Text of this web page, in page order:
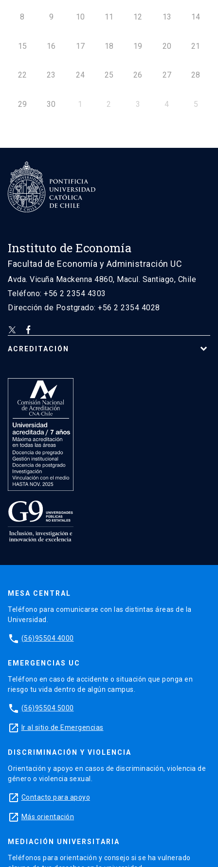
8 9 10 11 12 13 14
15 16 17 18 19 20 21
22 23 24 25 26 27 28
29 30 1 2 3 4 5
Instituto de Economía
Facultad de Economía y Administración UC
Avda. Vicuña Mackenna 4860, Macul. Santiago, Chile
Teléfono: +56 2 2354 4303
Dirección de Postgrado: +56 2 2354 4028
ACREDITACIÓN
MESA CENTRAL
Teléfono para comunicarse con las distintas áreas de la
Universidad.
phone (56)95504 4000
EMERGENCIAS UC
Teléfono en caso de accidente o situación que ponga en
riesgo tu vida dentro de algún campus.
phone (56)95504 5000
launch Ir al sitio de Emergencias
DISCRIMINACIÓN Y VIOLENCIA
Orientación y apoyo en casos de discriminación, violencia de
género o violencia sexual.
launch Contacto para apoyo
launch Más orientación
MEDIACIÓN UNIVERSITARIA
Teléfonos para orientación y consejo si se ha vulnerado